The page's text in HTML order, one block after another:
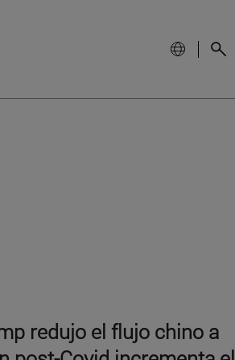
redujo el flujo chino a